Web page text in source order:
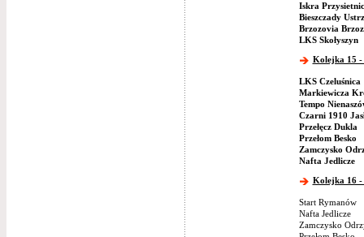
Iskra
Bieszczady
Brzozovia
LKS Skołyszyn
Kolejka 15 -
LKS Czeluśnica
Markiewicza
Tempo
Czarni 1910
Przełęcz Dukla
Przełom Besko
Zamczysko
Nafta Jedlicze
Kolejka 16 -
Start Rymanów
Nafta Jedlicze
Zamczysko